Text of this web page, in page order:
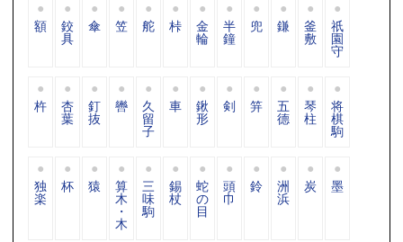
額 鉸
具
傘 笠 舵 桛 金
輪
半
鐘
兜 鎌 釜
敷
祇
園
守
杵 杏
葉
釘
抜
轡 久
留
子
車 鍬
形
剣 笄 五
德
琴
柱
将
棋
駒
独
楽
杯 猿 算
木
・
木
三
味
駒
錫
杖
蛇
の
目
頭
巾
鈴 洲
浜
炭 墨